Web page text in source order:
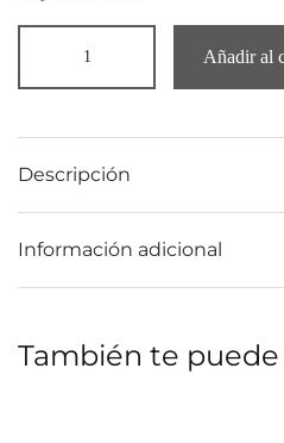
Añadir al
Descripción
Información adicional
También te